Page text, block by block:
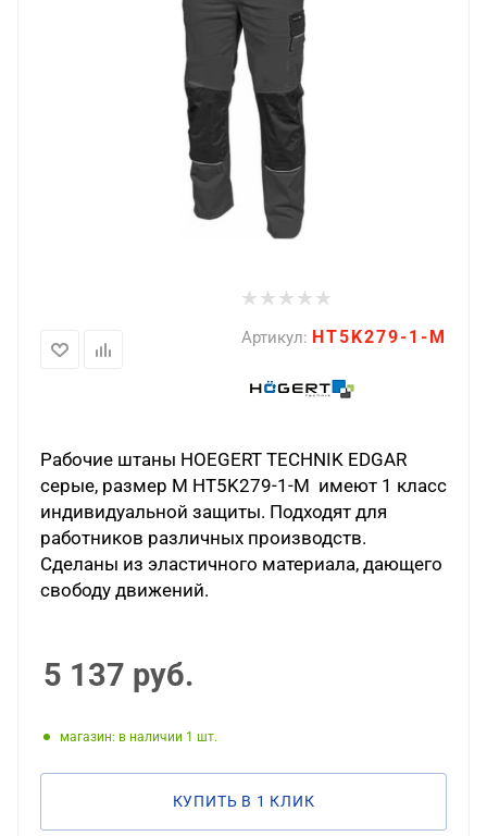
Артикул: HT5K279-1-M
Рабочие штаны HOEGERT TECHNIK EDGAR
серые, размер M HT5K279-1-M имеют 1 класс
индивидуальной защиты. Подходят для
работников различных производств.
Сделаны из эластичного материала, дающего
свободу движений.
5 137 руб.
Магазин: в наличии 1
КУПИТЬ В 1 КЛИК